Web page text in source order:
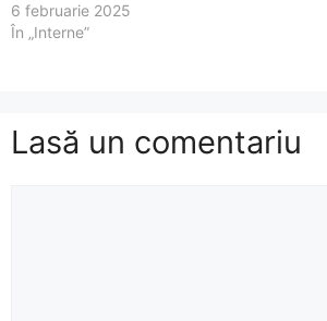
6 februarie 2025
În „Interne”
Lasă un comentariu